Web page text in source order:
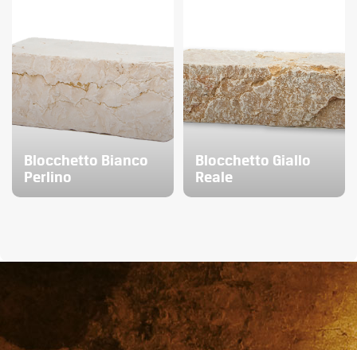
Blocchetto Bianco
Perlino
Blocchetto Giallo
Reale